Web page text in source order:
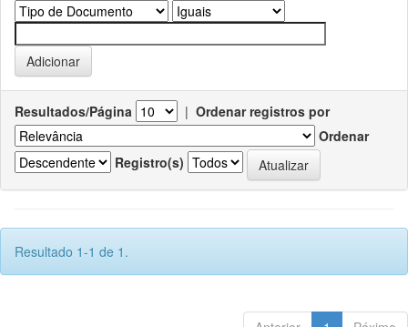
Resultados/Página | Ordenar registros por
Ordenar
Registro(s)
Resultado 1-1 de 1.